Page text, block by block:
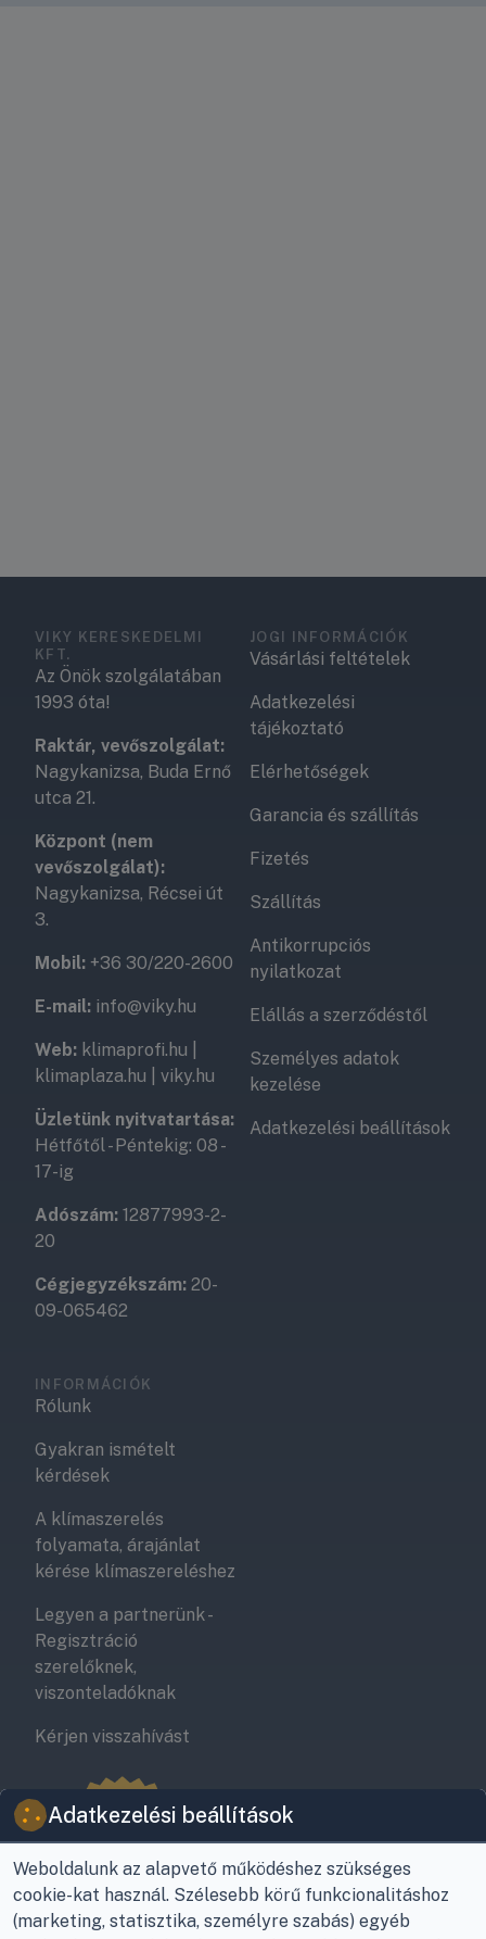
VIKY KERESKEDELMI
KFT.
Az Önök szolgálatában
1993 óta!
Raktár, vevőszolgálat:
Nagykanizsa, Buda Ernő
utca 21.
Központ (nem
vevőszolgálat):
Nagykanizsa, Récsei út
3.
Mobil: +36 30/220-2600
E-mail: info@viky.hu
Web: klimaprofi.hu
klimaplaza.hu
viky.hu
Üzletünk nyitvatartása:
Hétfőtől - Péntekig: 08 -
17-ig
Adószám: 12877993-2-
20
Cégjegyzékszám: 20-
09-065462
JOGI INFORMÁCIÓK
Vásárlási feltételek
Adatkezelési
tájékoztató
Elérhetőségek
Garancia és szállítás
Fizetés
Szállítás
Antikorrupciós
nyilatkozat
Elállás a szerződéstől
Személyes adatok
kezelése
Adatkezelési beállítások
INFORMÁCIÓK
Rólunk
Gyakran ismételt
kérdések
A klímaszerelés
folyamata, árajánlat
kérése klímaszereléshez
Legyen a partnerünk -
Regisztráció
szerelőknek,
viszonteladóknak
Kérjen visszahívást
Adatkezelési beállítások
Weboldalunk az alapvető működéshez szükséges
cookie-kat használ. Szélesebb körű funkcionalitáshoz
(marketing, statisztika, személyre szabás) egyéb